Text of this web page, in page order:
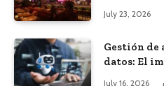
remotos
July 23, 2026
Gestión de
datos: El
July 16, 2026